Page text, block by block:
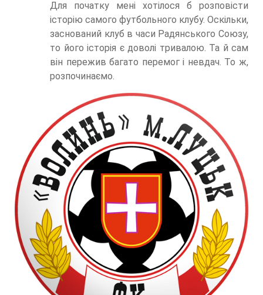
Для початку мені хотілося б розповісти
історію самого футбольного клубу. Оскільки,
заснований клуб в часи Радянського Союзу,
то його історія є доволі тривалою. Та й сам
він пережив багато перемог і невдач. То ж,
розпочинаємо.